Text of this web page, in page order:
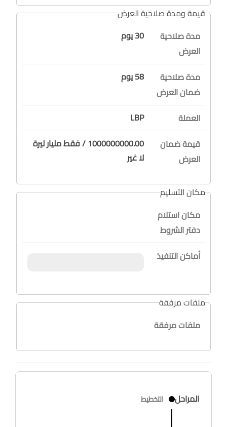
قيمة ومدة صلاحية العرض
مدة صلاحية
العرض
30 يوم
مدة صلاحية
ضمان العرض
58 يوم
العملة
LBP
قيمة ضمان
العرض
1000000000.00 / فقط مليار ليرة
لا غير
مكان التسليم
مكان استلام
دفتر الشروط
أماكن التنفيذ
ملفات مرفقة
ملفات مرفقة
المراحل التخطيط